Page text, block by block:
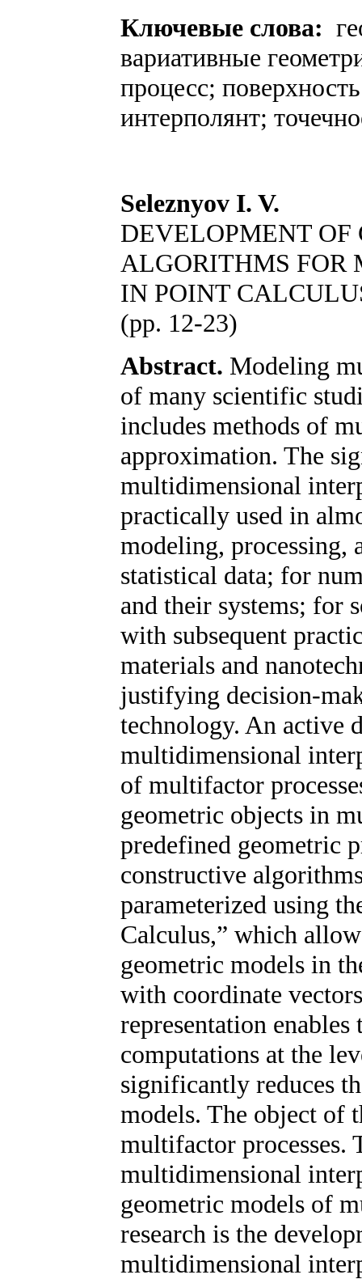
Ключевые слова:
вариативные
процесс;
интерполянт;
Seleznyov I. V.
DEVELOPMENT
ALGORITHMS FOR
IN POINT
(рр. 12-23)
Abstract. Modeling
of many scientific
includes methods of
approximation. The
multidimensional
practically used in
modeling, processing,
statistical data; for
and their systems; for
with subsequent
materials and
justifying decision-
technology. An active
multidimensional
of multifactor
geometric objects in
predefined geometric
constructive
parameterized using
Calculus,” which
geometric models in
with coordinate
representation
computations at the
significantly reduces
models. The object of
multifactor processes.
multidimensional
geometric models of
research is the
multidimensional